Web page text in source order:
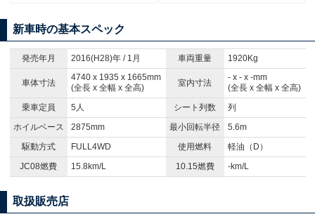
新車時の基本スペック
発売年月 2016(H28)年 / 1月 車両重量 1920Kg
車体寸法
4740 x 1935 x 1665mm
(全長 x 全幅 x 全高)
室内寸法
- x - x -mm
(全長 x 全幅 x 全高)
乗車定員
5人 シート列数
列
ホイルベース
2875mm 最小回転半径
5.6m
駆動方式
FULL4WD 使用燃料
軽油（D）
JC08燃費
15.8km/L 10.15燃費 -km/L
取扱販売店